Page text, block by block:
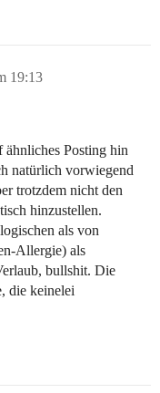
19:13
Posting hin
natürlich vorwiegend
trotzdem nicht den
hinzustellen.
als von
Allergie) als
bullshit. Die
die keinelei